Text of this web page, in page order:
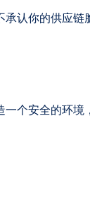
认你的供应链
个安全的环境